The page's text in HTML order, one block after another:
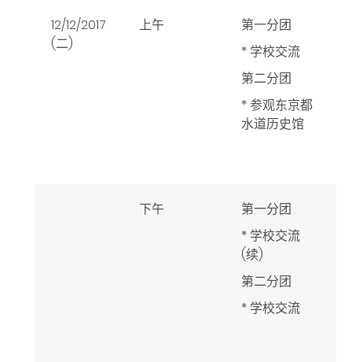
12/12/2017
(二)
上午
第一分团
* 学校交流
第二分团
* 参观东京都
水道历史馆
下午
第一分团
* 学校交流
(续)
第二分团
* 学校交流